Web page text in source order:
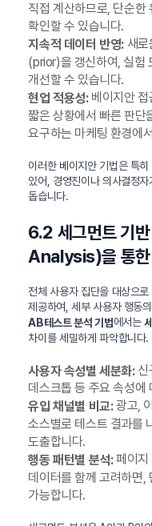
직접 계산하므로, 단순한
확인할 수 있습니다.
지속적 데이터 반영:새로
(prior)을 갱신하여, 실험
개선할 수 있습니다.
현업 적용성:베이지안 접
짧은 상황에서 빠른 판단
요구하는 마케팅 환경에
이러한 베이지안 기법은 특
있어, 경영진이나 의사결정
돕습니다.
6.2 세그먼트 기
Analysis)을 통한
전체 사용자 집단을 대상으
제공하여, 세부 사용자 행동
AB테스트 분석 기법에서는
차이를 세밀하게 파악합니다.
사용자 속성별 세분화:신
데스크톱 등 주요 속성에
유입 채널별 비교:광고,
소스별로 테스트 결과를
도출합니다.
행동 패턴별 분석:페이지
데이터를 함께 고려하면,
가능합니다.